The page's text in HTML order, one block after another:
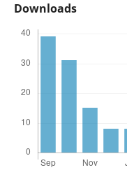
Downloads